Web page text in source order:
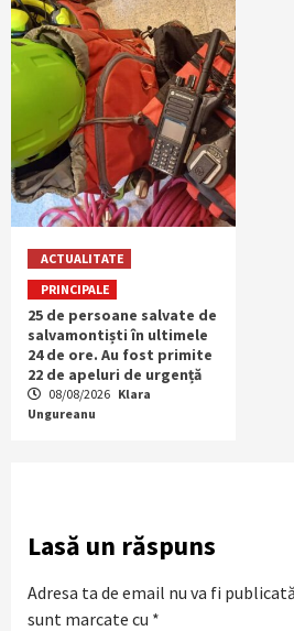
ACTUALITATE
PRINCIPALE
25 de persoane salvate de
salvamontiști în ultimele
24 de ore. Au fost primite
22 de apeluri de urgență
08/08/2026 Klara
Ungureanu
Lasă un răspuns
Adresa ta de email nu va fi
sunt marcate cu *